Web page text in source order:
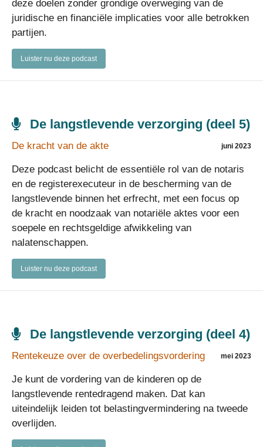
deze doelen zonder grondige overweging van de
juridische en financiële implicaties voor alle betrokken
partijen.
Luister nu deze podcast
De langstlevende verzorging (deel 5)
De kracht van de akte juni 2023
Deze podcast belicht de essentiële rol van de notaris
en de registerexecuteur in de bescherming van de
langstlevende binnen het erfrecht, met een focus op
de kracht en noodzaak van notariële aktes voor een
soepele en rechtsgeldige afwikkeling van
nalatenschappen.
Luister nu deze podcast
De langstlevende verzorging (deel 4)
Rentekeuze over de overbedelingsvordering mei 2023
Je kunt de vordering van de kinderen op de
langstlevende rentedragend maken. Dat kan
uiteindelijk leiden tot belastingvermindering na tweede
overlijden.